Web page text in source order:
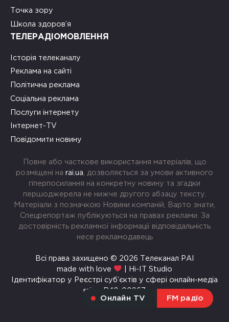
Онлайн TV FM радіо
Точка зору
Школа здоров’я
ТЕЛЕРАДІОМОВЛЕННЯ
Історія телеканалу
Реклама на сайті
Політична реклама
Соціальна реклама
Послуги інтернету
Інтернет-TV
Повідомити новину
Повне або часткове використання матеріалів, що
розміщені на rai.ua , дозволяється за умови активного
гіперпосилання на конкретну новину та згадки
першоджерела не нижче другого абзацу тексту.
Матеріали з позначкою Новини компаній, Варто знати,
Спецрепортаж публікуються на правах реклами. За
достовірність рекламної інформації відповідальність
несе рекламодавець
Всі права захищено © 2026 Телеканал РАІ
made with love
| Hi-IT Studio
Ідентифікатор у Реєстрі суб’єктів у сфері онлайн-медіа
rai.ua R40-00967